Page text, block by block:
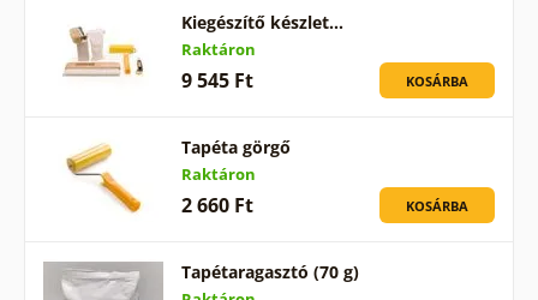
Kiegészítő készlet…
Raktáron
9 545 Ft KOSÁRBA
Tapéta görgő
Raktáron
2 660 Ft KOSÁRBA
Tapétaragasztó (70 g)